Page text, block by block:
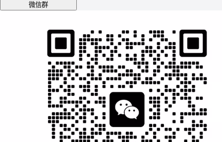
微信群